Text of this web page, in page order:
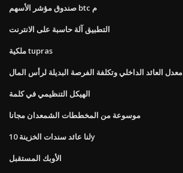
صندوق مؤشر الأسهم btc م
التطبيق آلة حاسبة على الانترنت
ملكية tupras
معدل العائد الداخلي وتكلفة الفرصة البديلة لرأس المال
الهيكل التنظيمي في كلمة
موسوعة من المخططات الشمعدان مجانا
لنا عائد سندات الخزينة 10y
الأوبك المستقبل